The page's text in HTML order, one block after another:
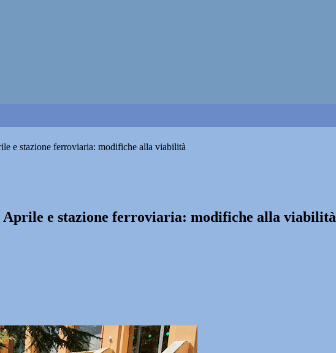
e stazione ferroviaria: modifiche alla viabilità
e stazione ferroviaria: modifiche alla viabilità